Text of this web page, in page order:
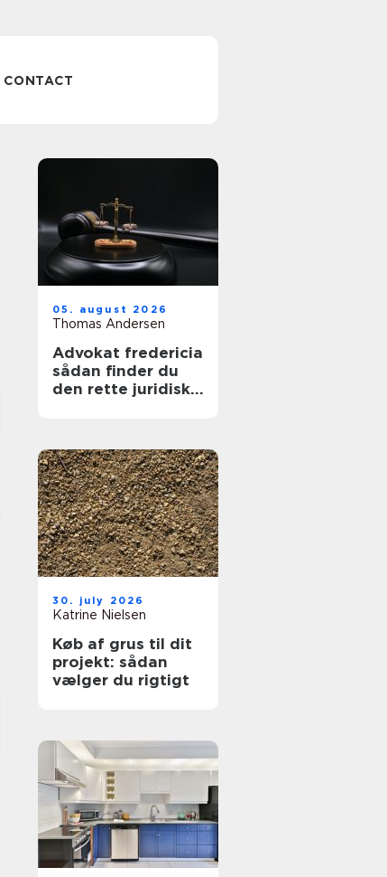
CONTACT
05. august 2026
Thomas Andersen
Advokat fredericia
sådan finder du
den rette juridiske
30. july 2026
Katrine Nielsen
Køb af grus til dit
projekt: sådan
vælger du rigtigt